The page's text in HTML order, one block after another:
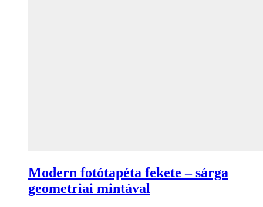
Modern fotótapéta fekete – sárga
geometriai mintával